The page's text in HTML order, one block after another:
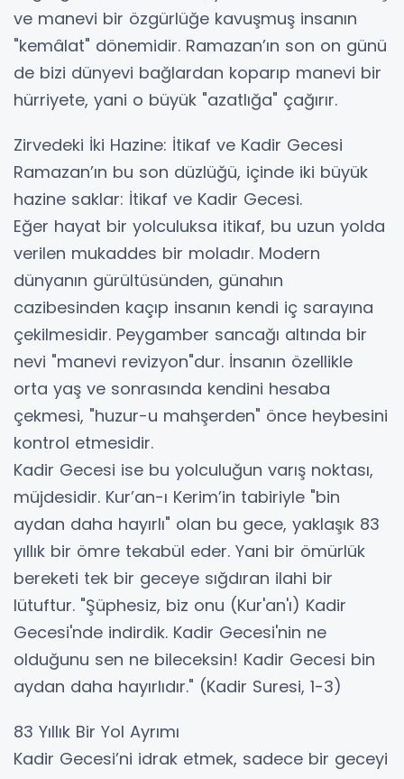
ve manevi bir özgürlüğe kavuşmuş insanın
"kemâlat" dönemidir. Ramazan’ın son on günü
de bizi dünyevi bağlardan koparıp manevi bir
hürriyete, yani o büyük "azatlığa" çağırır.
​Zirvedeki İki Hazine: İtikaf ve Kadir Gecesi
​Ramazan’ın bu son düzlüğü, içinde iki büyük
hazine saklar: İtikaf ve Kadir Gecesi.
​Eğer hayat bir yolculuksa itikaf, bu uzun yolda
verilen mukaddes bir moladır. Modern
dünyanın gürültüsünden, günahın
cazibesinden kaçıp insanın kendi iç sarayına
çekilmesidir. Peygamber sancağı altında bir
nevi "manevi revizyon"dur. İnsanın özellikle
orta yaş ve sonrasında kendini hesaba
çekmesi, "huzur-u mahşerden" önce heybesini
kontrol etmesidir.
​Kadir Gecesi ise bu yolculuğun varış noktası,
müjdesidir. Kur’an-ı Kerim’in tabiriyle "bin
aydan daha hayırlı" olan bu gece, yaklaşık 83
yıllık bir ömre tekabül eder. Yani bir ömürlük
bereketi tek bir geceye sığdıran ilahi bir
lütuftur. "Şüphesiz, biz onu (Kur'an'ı) Kadir
Gecesi'nde indirdik. Kadir Gecesi'nin ne
olduğunu sen ne bileceksin! Kadir Gecesi bin
aydan daha hayırlıdır." (Kadir Suresi, 1-3)
​83 Yıllık Bir Yol Ayrımı
​Kadir Gecesi’ni idrak etmek, sadece bir geceyi